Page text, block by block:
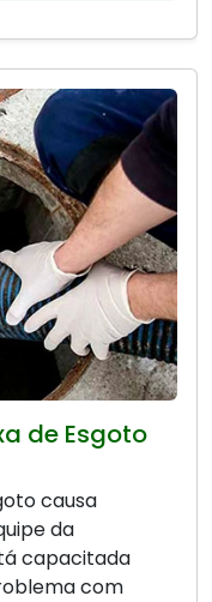
de Esgoto
causa
da
capacitada
com